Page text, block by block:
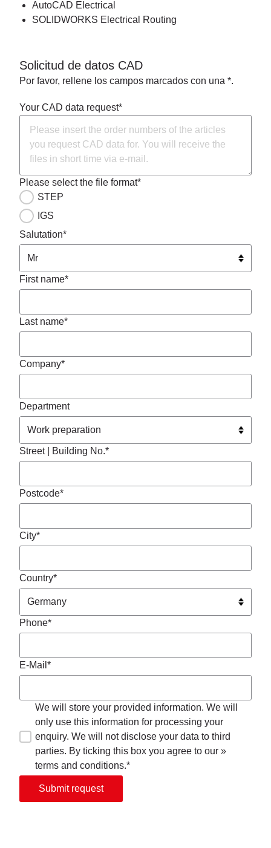
AutoCAD Electrical
SOLIDWORKS Electrical Routing
Solicitud de datos CAD
Por favor, rellene los campos marcados con una *.
Your CAD data request*
Please select the file format*
STEP
IGS
Salutation*
First name*
Last name*
Company*
Department
Street | Building No.*
Postcode*
City*
Country*
Phone*
E-Mail*
We will store your provided information. We will
only use this information for processing your
enquiry. We will not disclose your data to third
parties. By ticking this box you agree to our »
terms and conditions.*
Submit request